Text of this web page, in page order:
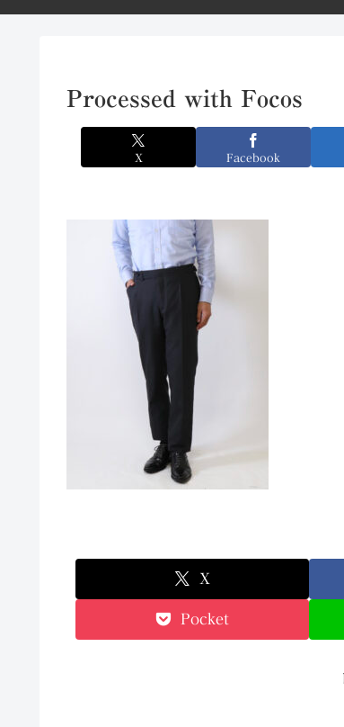
Processed with Focos
X Facebook
X
Pocket